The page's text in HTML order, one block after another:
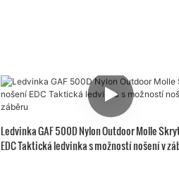
Ledvinka GAF 500D Nylon Outdoor Molle
EDC Taktická ledvinka s možností nošení v